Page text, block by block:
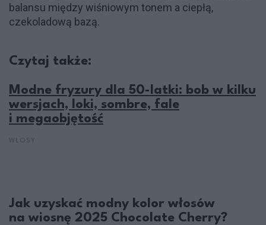
balansu między wiśniowym tonem a ciepłą,
czekoladową bazą.
Czytaj także:
Modne fryzury dla 50-latki: bob w kilku
wersjach, loki, sombre, fale
i megaobjętość
Jak uzyskać modny kolor włosów
na wiosnę 2025 Chocolate Cherry?